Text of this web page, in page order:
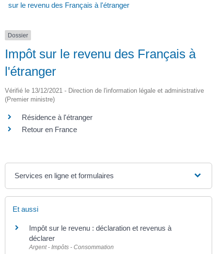
sur le revenu des Français à l'étranger
Dossier
Impôt sur le revenu des Français à
l'étranger
Vérifié le 13/12/2021 - Direction de l'information légale et administrative
(Premier ministre)
Résidence à l'étranger
Retour en France
Services en ligne et formulaires
Et aussi
Impôt sur le revenu : déclaration et revenus à
déclarer
Argent - Impôts - Consommation